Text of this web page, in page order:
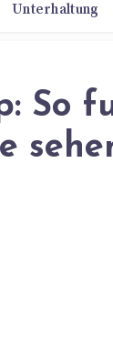
Unterhaltung
So